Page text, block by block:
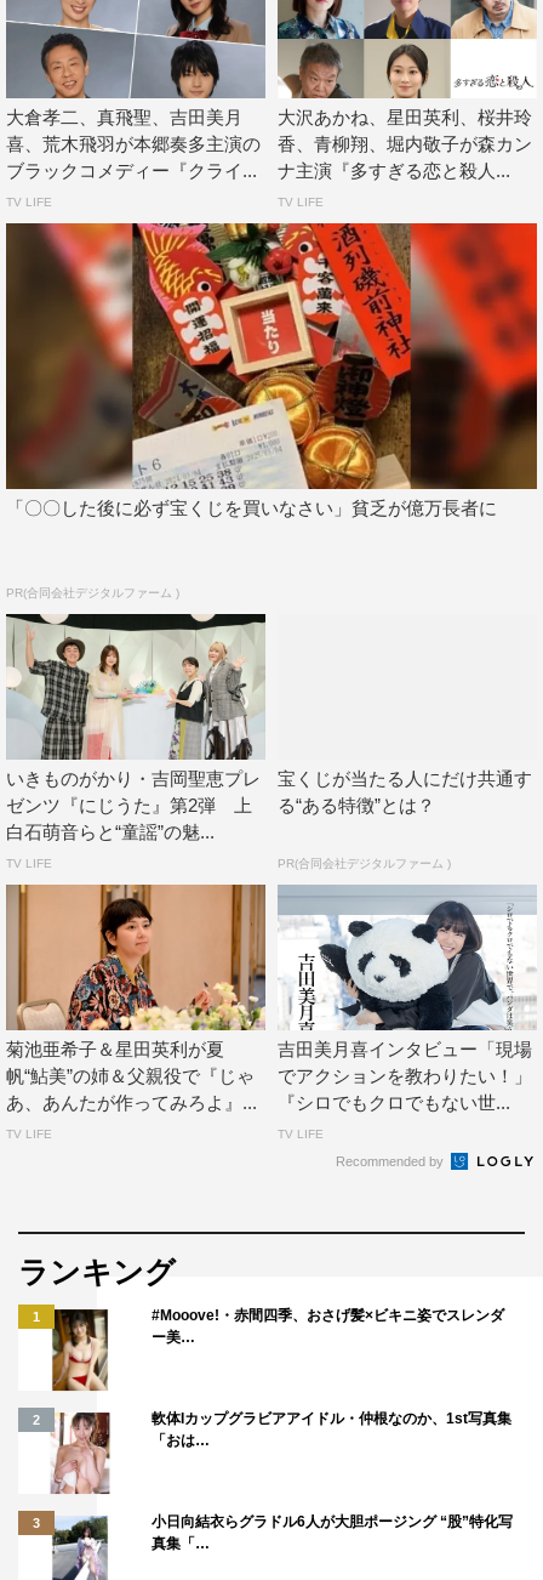
まさか、『ファーストステップ』の続編を皆さんとまた作
ることができるなんて、とてもうれしく思います。今回の
テーマは防災。私自身もそうでしたが、外務省がどんなと
ころで、どんな仕事内容なのか、まだ詳しくは知らない方
にとっても、私たちの身近にある自然災害はきっと他人事
ではなく我が事として受け取ってもらえると思います。み
づきを通して、ほんの一部ではありますが、自分たちが普
段の生活の中でどれだけ支えられているのかを実感するこ
とができました。一年後のちょっぴり成長した彼女を、ぜ
吉田美月喜（青木里奈役）コメント
吉田美月喜
里奈は小さい頃に実際に災害を経験していて、その出来事
が心に大きく残っている女の子です。災害を経験された方
もそうでない方にも何か少しでも考えたり話し合うきっか
けにこのドラマがなれるように、責任を持って里奈という
役に真っすぐ向き合おうと思いながら演じました。私自身
大倉孝二、真飛聖、吉田美月
喜、荒木飛羽が本郷奏多主演の
ブラックコメディー『クライ...
TV LIFE
大沢あかね、星田英利、桜井玲
香、青柳翔、堀内敬子が森カン
ナ主演『多すぎる恋と殺人...
TV LIFE
「〇〇した後に必ず宝くじを買いなさい」貧乏が億万長者に
PR(合同会社デジタルファーム )
いきものがかり・吉岡聖恵プレ
ゼンツ『にじうた』第2弾 上
白石萌音らと“童謡”の魅...
TV LIFE
宝くじが当たる人にだけ共通す
る“ある特徴”とは？
PR(合同会社デジタルファーム )
菊池亜希子＆星田英利が夏
帆“鮎美”の姉＆父親役で『じゃ
あ、あんたが作ってみろよ』...
TV LIFE
吉田美月喜インタビュー「現場
でアクションを教わりたい！」
『シロでもクロでもない世...
TV LIFE
Recommended by
ランキング
1
#Mooove!・赤間四季、おさげ髪×ビキニ姿でスレンダ
ー美…
2
軟体Iカップグラビアアイドル・仲根なのか、1st写真集
「おは…
3
小日向結衣らグラドル6人が大胆ポージング “股”特化写
真集「…